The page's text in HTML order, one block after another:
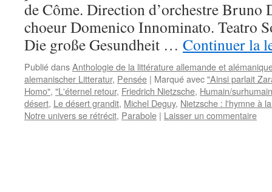
de Côme. Direction d’orchestre
choeur Domenico Innominato. Teatro
Die große Gesundheit … Continuer la
Publié dansAnthologie de la littérature allemande et
alemanischer Litteratur, Pensée | Marqué avec"Ainsi parlait
Homo", "L'éternel retour, Friedrich Nietzsche, Humain/surhumain
désert, Le désert grandit, Michel Deguy, Nietzsche : l'hymne à
Notre univers se rétrécit, Parabole | Laisser un commentaire